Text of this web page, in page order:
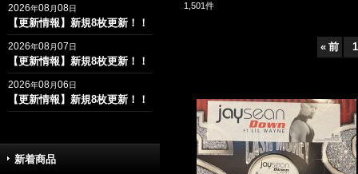
2026年08月08日
【更新情報】新規8枚更新！！
2026年08月07日
【更新情報】新規8枚更新！！
2026年08月06日
【更新情報】新規8枚更新！！
新着商品
1,501件
« 前 1